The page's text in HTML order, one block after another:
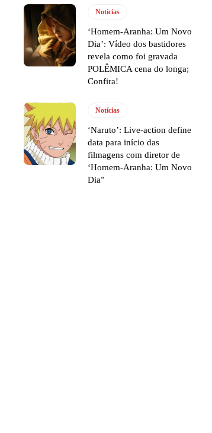
Notícias
‘Homem-Aranha: Um Novo
Dia’: Vídeo dos bastidores
revela como foi gravada
POLÊMICA cena do longa;
Confira!
Notícias
‘Naruto’: Live-action define
data para início das
filmagens com diretor de
‘Homem-Aranha: Um Novo
Dia”